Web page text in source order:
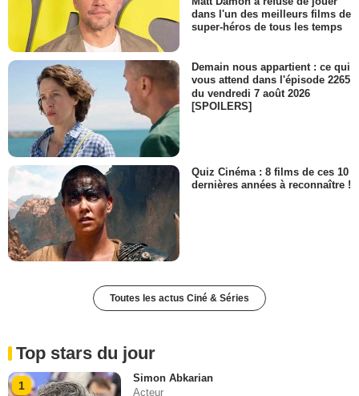
dans l'un des meilleurs films de
super-héros de tous les temps
Demain nous appartient : ce qui
vous attend dans l'épisode 2265
du vendredi 7 août 2026
[SPOILERS]
Quiz Cinéma : 8 films de ces 10
dernières années à reconnaître !
Toutes les actus Ciné & Séries
Top stars du jour
1
Simon Abkarian
Acteur